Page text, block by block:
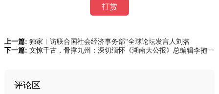
打赏
上一篇: 独家︱访联合国社会经济事务部“全球论坛发言人刘藩
下一篇: 文惊千古，骨撑九州：深切缅怀《湖南大公报》总编辑李抱一
评论区